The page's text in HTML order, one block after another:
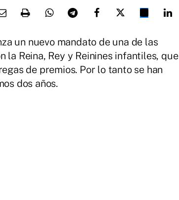
un nuevo mandato de una de las
Reina, Rey y Reinines infantiles, que
de premios. Por lo tanto se han
dos años.